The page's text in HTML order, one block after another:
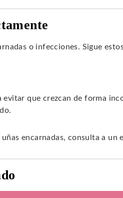
o infecciones. Sigue
evitar que crezcan de forma
encarnadas, consulta a un